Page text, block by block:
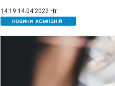
14:19 14.04.2022 Чт